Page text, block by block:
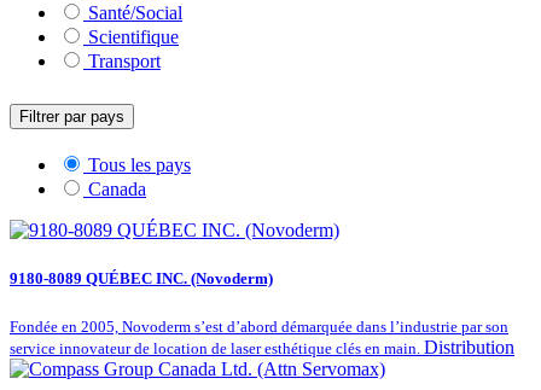
Santé/Social
Scientifique
Transport
Filtrer par pays
Tous les pays
Canada
9180-8089 QUÉBEC INC. (Novoderm)
Fondée en 2005, Novoderm s’est d’abord démarquée dans l’industrie par son
service innovateur de location de laser esthétique clés en main. Distribution